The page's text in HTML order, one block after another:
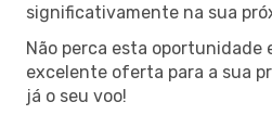
significativamente na sua
Não perca esta oportunidade
excelente oferta para a sua
já o seu voo!